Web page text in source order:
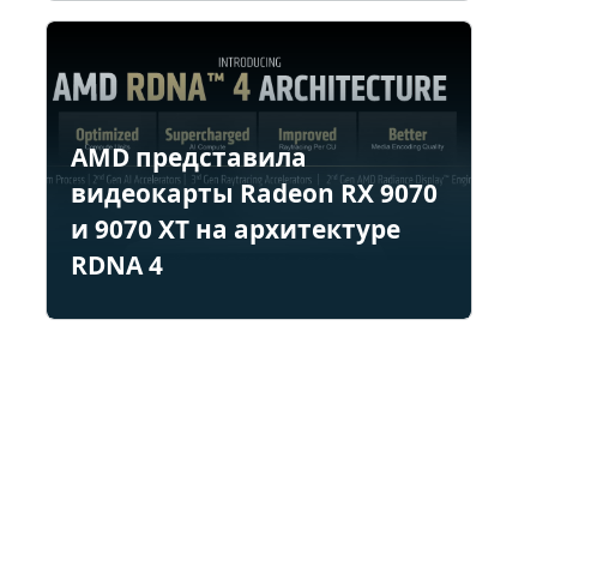
AMD представила
видеокарты Radeon RX 9070
и 9070 XT на архитектуре
RDNA 4